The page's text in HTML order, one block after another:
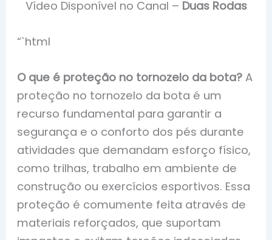
Vídeo Disponível no Canal – Duas Rodas
“`html
O que é proteção no tornozelo da bota? A
proteção no tornozelo da bota é um
recurso fundamental para garantir a
segurança e o conforto dos pés durante
atividades que demandam esforço físico,
como trilhas, trabalho em ambiente de
construção ou exercícios esportivos. Essa
proteção é comumente feita através de
materiais reforçados, que suportam